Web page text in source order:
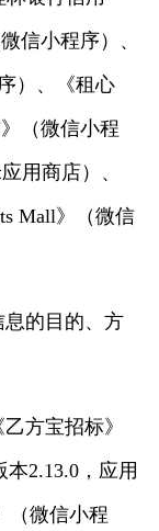
信小程序）、
）、《租心
（微信小程
用商店）、
Mall》（微信
的目的、方
方宝招标》
2.13.0，应用
（微信小程